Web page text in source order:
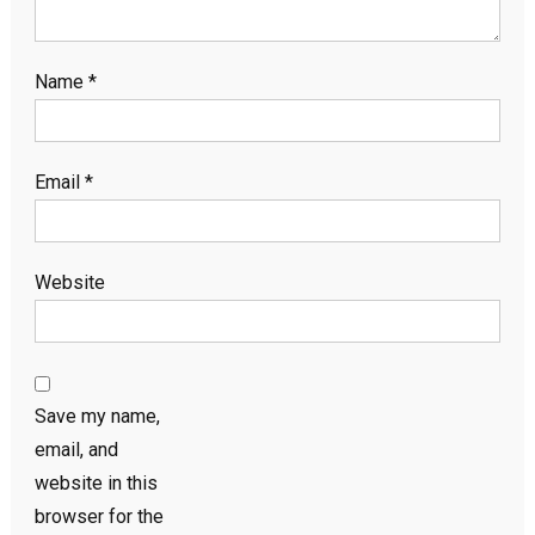
Name *
Email *
Website
Save my name,
email, and
website in this
browser for the